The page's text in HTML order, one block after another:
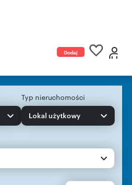
Dodaj
Typ nieruchomości
Lokal użytkowy